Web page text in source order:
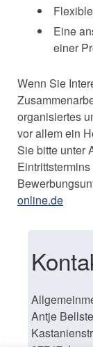
Eine
einer
Wenn Sie
organisiertes
vor allem ein
Sie bitte unter
online.de
Antje